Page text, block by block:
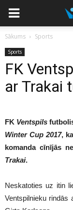
Sākums Sports
Sports
FK
ar Trakai
FK Ventspils
Winter Cup 2017,
komanda cīnījās
Trakai.
Neskatoties uz itin
Ventspilnieku rindās